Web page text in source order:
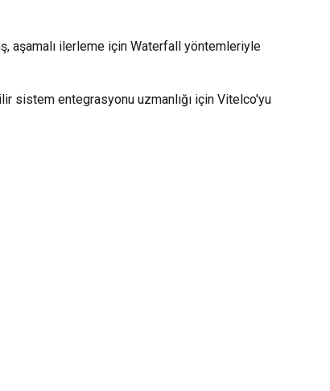
aşamalı ilerleme için Waterfall yöntemleriyle
sistem entegrasyonu uzmanlığı için Vitelco'yu